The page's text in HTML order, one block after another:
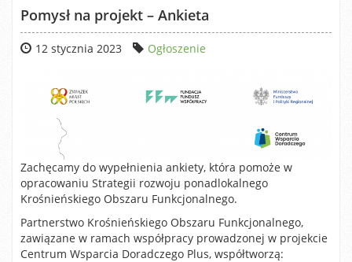
Pomysł na projekt – Ankieta
12 stycznia 2023 Ogłoszenie
Zachęcamy do wypełnienia ankiety, która pomoże w
opracowaniu Strategii rozwoju ponadlokalnego
Krośnieńskiego Obszaru Funkcjonalnego.
Partnerstwo Krośnieńskiego Obszaru Funkcjonalnego,
zawiązane w ramach współpracy prowadzonej w projekcie
Centrum Wsparcia Doradczego Plus, współtworzą: